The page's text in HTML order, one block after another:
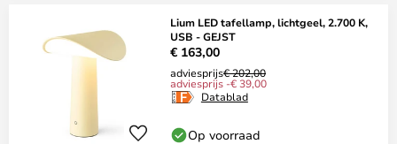
Lium LED tafellamp, lichtgeel, 2.700 K,
USB - GEJST
€ 163,00
adviesprijs€ 202,00
adviesprijs -€ 39,00
Datablad
Op voorraad